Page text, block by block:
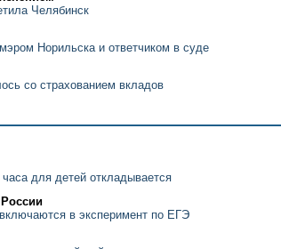
Челябинск
Норильска и ответчиком в суде
со страхованием вкладов
для детей откладывается
в эксперимент по ЕГЭ